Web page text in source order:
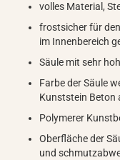
volles Material,
frostsicher für
im Innenbereich
Säule mit sehr
Farbe der Säule
Kunststein Beton
Polymerer
Oberfläche der
und